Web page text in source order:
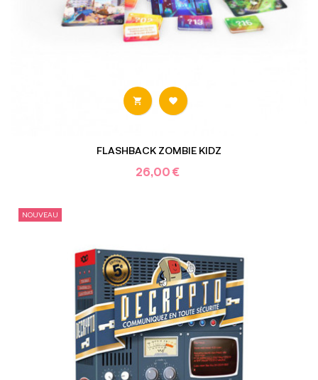
 
FLASHBACK ZOMBIE KIDZ
26,00 €
NOUVEAU